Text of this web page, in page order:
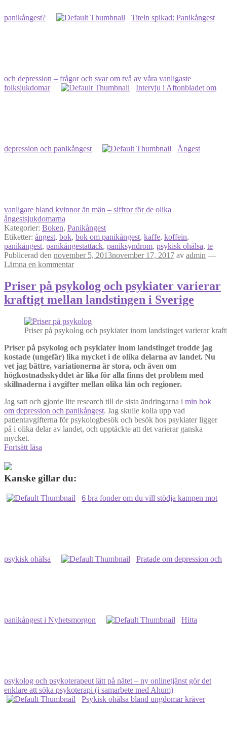
panikångest? Titeln spikad: Panikångest
och depression – frågor och svar om två av våra vanligaste
folksjukdomar
Intervju i Aftonbladet om
depression och panikångest Ångest
vanligare bland kvinnor än män – siffror för de olika
ångestsjukdomarna
Kategorier: Boken, Panikångest
Etiketter: ångest, bok, bok om panikångest, kaffe, koffein,
panikångest, panikångestattack, paniksyndrom, psykisk ohälsa, te
Publicerad den november 5, 2013november 17, 2017 av admin —
Lämna en kommentar
Priser på psykolog och psykiater varierar
kraftigt mellan landstingen i Sverige
Priser på psykolog och psykiater inom landstinget varierar
Priser på psykolog och psykiater inom landstinget trodde jag
kostade (ungefär) lika mycket i de olika delarna av landet. Nu
vet jag bättre, variationerna är stora, och även om
högkostnadsskyddet är lika för alla finns det problem med
skillnaderna i avgifter mellan olika län och regioner.
Jag satt och gjorde lite research till de sista ändringarna i min bok
om depression och panikångest. Jag skulle kolla upp vad
patientavgifterna för psykologbesök och besök hos psykiater ligger
på i olika delar av landet, och upptäckte att det varierar ganska
mycket.
Fortsätt läsa
och
psykiater
kraftigt
Kanske gillar du:
6 bra fonder om du vill stödja kampen mot
psykisk ohälsa Pratade om depression och
panikångest i Nyhetsmorgon Hitta
psykolog och psykoterapeut lätt på nätet – ny onlinetjänst gör det
enklare att söka psykoterapi (i samarbete med Ahum)
Psykisk ohälsa bland ungdomar kräver